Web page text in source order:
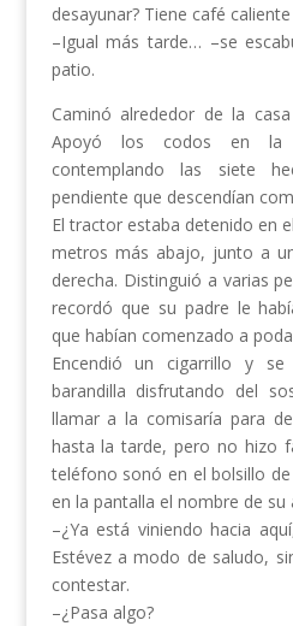
desayunar? Tiene café
–Igual más tarde… –se
patio.
Caminó alrededor de la
Apoyó los codos en la
contemplando las siete
pendiente que descendían
El tractor estaba detenido en
metros más abajo, junto a
derecha. Distinguió a varias
recordó que su padre le
que habían comenzado a
Encendió un cigarrillo y
barandilla disfrutando del
llamar a la comisaría para
hasta la tarde, pero no hizo
teléfono sonó en el bolsillo
en la pantalla el nombre de su
–¿Ya está viniendo hacia
Estévez a modo de saludo,
contestar.
–¿Pasa algo?